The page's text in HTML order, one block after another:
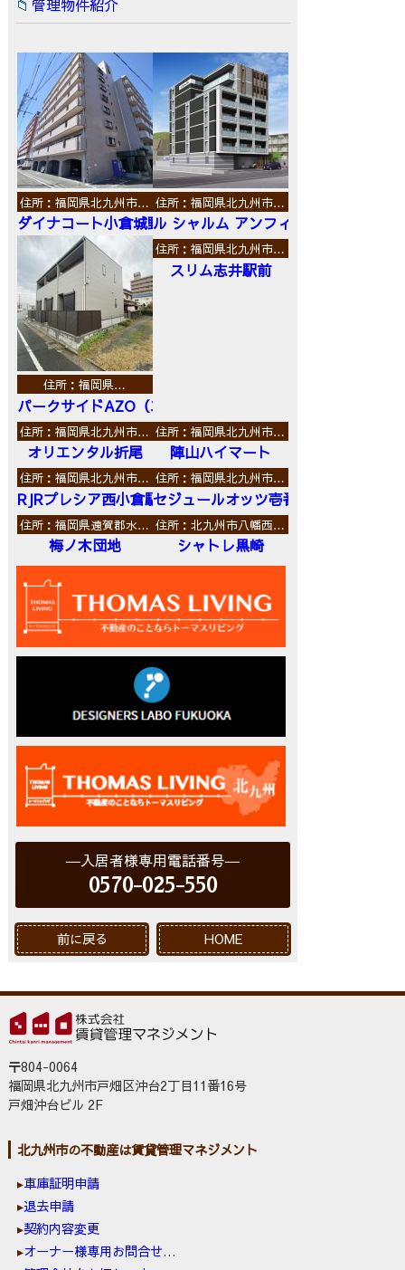
管理物件紹介
住所：福岡県北九州市…
ダイナコート小倉城野
住所：福岡県北九州市…
ル シャルム アンフィニ
住所：福岡県…
パークサイドAZO（エーゼットオー）
住所：福岡県北九州市…
スリム志井駅前
住所：福岡県北九州市…
オリエンタル折尾
住所：福岡県北九州市…
陣山ハイマート
住所：福岡県北九州市…
RJRプレシア西小倉駅前
住所：福岡県北九州市…
セジュールオッツ壱番館
住所：福岡県遠賀郡水…
梅ノ木団地
住所：北九州市八幡西…
シャトレ黒崎
入居者様専用電話番号
0570-025-550
前に戻る HOME
〒804-0064
福岡県北九州市戸畑区沖台2丁目11番16号
戸畑沖台ビル 2F
北九州市の不動産は賃貸管理マネジメント
車庫証明申請
退去申請
契約内容変更
オーナー様専用お問合せ窓口